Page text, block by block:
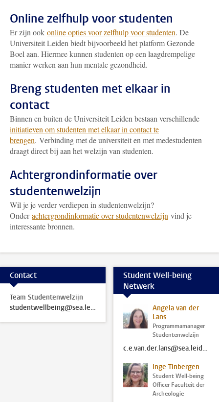
Online zelfhulp voor studenten
Er zijn ook online opties voor zelfhulp voor studenten. De
Universiteit Leiden biedt bijvoorbeeld het platform Gezonde
Boel aan. Hiermee kunnen studenten op een laagdrempelige
manier werken aan hun mentale gezondheid.
Breng studenten met elkaar in
contact
Binnen en buiten de Universiteit Leiden bestaan verschillende
initiatieven om studenten met elkaar in contact te
brengen. Verbinding met de universiteit en met medestudenten
draagt direct bij aan het welzijn van studenten.
Achtergrondinformatie over
studentenwelzijn
Wil je je verder verdiepen in studentenwelzijn?
Onderachtergrondinformatie over studentenwelzijn vind je
interessante bronnen.
Contact
Team Studentenwelzijn
studentwellbeing@sea.leidenuniv.nl
Student Well-being
Netwerk
Angela van der
Lans
Programmamanager
Studentenwelzijn
c.e.van.der.lans@sea.leidenuniv.nl
Inge Tinbergen
Student Well-being
Officer Faculteit der
Archeologie